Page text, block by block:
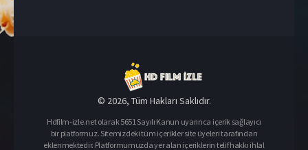
© 2026, Tüm Hakları Saklıdır.
Hdfilm-izle.net olarak 5651 Sayılı Kanun uyarınca içerik sağlayıcı
bir platformuz. Sitemizdeki tüm içerikler site üyeleri tarafından
eklenmektedir. Platformumuzda yer alan içeriklerin telif hakkı ihlal